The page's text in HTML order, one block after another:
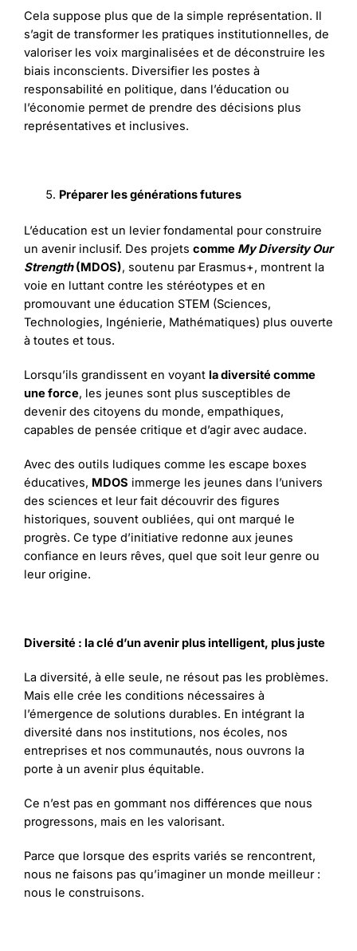
Cela suppose plus que de la simple représentation. Il
s’agit de transformer les pratiques institutionnelles, de
valoriser les voix marginalisées et de déconstruire les
biais inconscients. Diversifier les postes à
responsabilité en politique, dans l’éducation ou
l’économie permet de prendre des décisions plus
représentatives et inclusives.
Préparer les générations futures
L’éducation est un levier fondamental pour construire
un avenir inclusif. Des projets comme My Diversity Our
Strength(MDOS), soutenu par Erasmus+, montrent la
voie en luttant contre les stéréotypes et en
promouvant une éducation STEM (Sciences,
Technologies, Ingénierie, Mathématiques) plus ouverte
à toutes et tous.
Lorsqu’ils grandissent en voyant la diversité comme
une force, les jeunes sont plus susceptibles de
devenir des citoyens du monde, empathiques,
capables de pensée critique et d’agir avec audace.
Avec des outils ludiques comme les escape boxes
éducatives, MDOS immerge les jeunes dans l’univers
des sciences et leur fait découvrir des figures
historiques, souvent oubliées, qui ont marqué le
progrès. Ce type d’initiative redonne aux jeunes
confiance en leurs rêves, quel que soit leur genre ou
leur origine.
Diversité : la clé d’un avenir plus intelligent, plus juste
La diversité, à elle seule, ne résout pas les problèmes.
Mais elle crée les conditions nécessaires à
l’émergence de solutions durables. En intégrant la
diversité dans nos institutions, nos écoles, nos
entreprises et nos communautés, nous ouvrons la
porte à un avenir plus équitable.
Ce n’est pas en gommant nos différences que nous
progressons, mais en les valorisant.
Parce que lorsque des esprits variés se rencontrent,
nous ne faisons pas qu’imaginer un monde meilleur :
nous le construisons.